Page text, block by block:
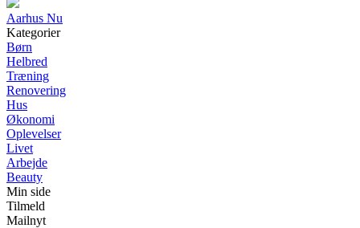
Aarhus Nu
Kategorier
Børn
Helbred
Træning
Renovering
Hus
Økonomi
Oplevelser
Livet
Arbejde
Beauty
Min side
Tilmeld
Mailnyt